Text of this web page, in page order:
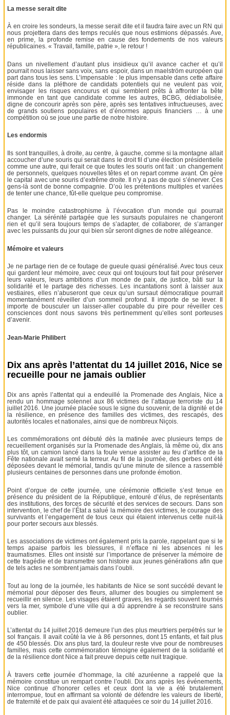
La messe serait dite
À en croire les sondeurs, la messe serait dite et il faudra faire avec un RN qui
nous projettera dans des temps reculés que nous estimions dépassés. Ave,
en prime, la profonde remise en cause des fondements de nos valeurs
républicaines. « Travail, famille, patrie », le retour !
Dans un nivellement d’autant plus insidieux qu’il avance cacher et qu’il
pourrait nous laisser sans voix, sans espoir, dans un maelström européen qui
part dans tous les sens. L’impensable : le plus impensable dans cette affaire
réside dans la pléthore de candidats potentiels qui ne veulent pas voir,
envisager les risques encourus et qui semblent prêts à affronter la bête
immonde en tant que candidate comme les autres, BCBG, dédiabolisée,
digne de concourir après son père, après ses tentatives infructueuses, avec
de grands soutiens populaires et d’énormes appuis financiers … à une
compétition où se joue une partie de notre histoire.
Les endormis
Ils sont tranquilles, à droite, au centre, à gauche, comme si la montagne allait
accoucher d’une souris qui serait dans le droit fil d’une élection présidentielle
comme une autre, qui ferait ce que toutes les souris ont fait : un changement
de personnels, quelques nouvelles têtes et on repart comme avant. On gère
le capital avec une souris d’extrême droite. Il n’y a pas de quoi s’énerver. Ces
gens-là sont de bonne compagnie. D’où les prétentions multiples et variées
de tenter une chance, fût-elle quelque peu compromise.
Pas le moindre catastrophisme à l’évocation d’un monde qui pourrait
changer. La sérénité partagée que les sursauts populaires ne changeront
rien et qu’il sera toujours temps de s’adapter, de collaborer, de s’arranger
avec les puissants du jour qui bien sûr seront dignes de notre allégeance.
Mémoire et valeurs
Je ne partage rien de ce foutage de gueule quasi généralisé. Avec tous ceux
qui gardent leur mémoire, avec ceux qui ont toujours tout fait pour préserver
leurs valeurs, leurs ambitions d’un monde de paix, de justice, bâti sur la
solidarité et le partage des richesses. Les incantations sont à laisser aux
vestiaires, elles n’abuseront que ceux qu’un sursaut démocratique pourrait
momentanément réveiller d’un sommeil profond. Il importe de se lever. Il
importe de bousculer un laisser-aller coupable du pire pour réveiller ces
consciences dont nous savons très pertinemment qu’elles sont porteuses
d’avenir.
Jean-Marie Philibert
Dix ans après l’attentat du 14 juillet 2016, Nice se
recueille pour ne jamais oublier
Dix ans après l’attentat qui a endeuillé la Promenade des Anglais, Nice a
rendu un hommage solennel aux 86 victimes de l’attaque terroriste du 14
juillet 2016. Une journée placée sous le signe du souvenir, de la dignité et de
la résilience, en présence des familles des victimes, des rescapés, des
autorités locales et nationales, ainsi que de nombreux Niçois.
Les commémorations ont débuté dès la matinée avec plusieurs temps de
recueillement organisés sur la Promenade des Anglais, là même où, dix ans
plus tôt, un camion lancé dans la foule venue assister au feu d’artifice de la
Fête nationale avait semé la terreur. Au fil de la journée, des gerbes ont été
déposées devant le mémorial, tandis qu’une minute de silence a rassemblé
plusieurs centaines de personnes dans une profonde émotion.
Point d’orgue de cette journée, une cérémonie officielle s’est tenue en
présence du président de la République, entouré d’élus, de représentants
des institutions, des forces de sécurité et des services de secours. Dans son
intervention, le chef de l’État a salué la mémoire des victimes, le courage des
survivants et l’engagement de tous ceux qui étaient intervenus cette nuit-là
pour porter secours aux blessés.
Les associations de victimes ont également pris la parole, rappelant que si le
temps apaise parfois les blessures, il n’efface ni les absences ni les
traumatismes. Elles ont insisté sur l’importance de préserver la mémoire de
cette tragédie et de transmettre son histoire aux jeunes générations afin que
de tels actes ne sombrent jamais dans l’oubli.
Tout au long de la journée, les habitants de Nice se sont succédé devant le
mémorial pour déposer des fleurs, allumer des bougies ou simplement se
recueillir en silence. Les visages étaient graves, les regards souvent tournés
vers la mer, symbole d’une ville qui a dû apprendre à se reconstruire sans
oublier.
L’attentat du 14 juillet 2016 demeure l’un des plus meurtriers perpétrés sur le
sol français. Il avait coûté la vie à 86 personnes, dont 15 enfants, et fait plus
de 450 blessés. Dix ans plus tard, la douleur reste vive pour de nombreuses
familles, mais cette commémoration témoigne également de la solidarité et
de la résilience dont Nice a fait preuve depuis cette nuit tragique.
À travers cette journée d’hommage, la cité azuréenne a rappelé que la
mémoire constitue un rempart contre l’oubli. Dix ans après les événements,
Nice continue d’honorer celles et ceux dont la vie a été brutalement
interrompue, tout en affirmant sa volonté de défendre les valeurs de liberté,
de fraternité et de paix qui avaient été attaquées ce soir du 14 juillet 2016.